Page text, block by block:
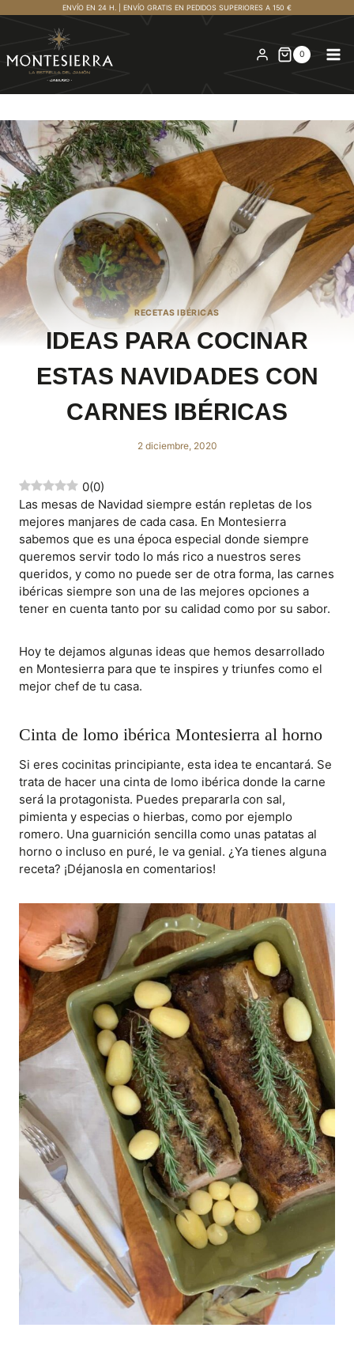
contenido
ENVÍO EN 24 H. | ENVÍO GRATIS EN PEDIDOS SUPERIORES A 150 €
0
RECETAS IBÉRICAS
IDEAS PARA COCINAR
ESTAS NAVIDADES CON
CARNES IBÉRICAS
2 diciembre, 2020
0(0)
Las mesas de Navidad siempre están repletas de los
mejores manjares de cada casa. En Montesierra
sabemos que es una época especial donde siempre
queremos servir todo lo más rico a nuestros seres
queridos, y como no puede ser de otra forma, las carnes
ibéricas siempre son una de las mejores opciones a
tener en cuenta tanto por su calidad como por su sabor.
Hoy te dejamos algunas ideas que hemos desarrollado
en Montesierra para que te inspires y triunfes como el
mejor chef de tu casa.
Cinta de lomo ibérica Montesierra al horno
Si eres cocinitas principiante, esta idea te encantará. Se
trata de hacer una cinta de lomo ibérica donde la carne
será la protagonista. Puedes prepararla con sal,
pimienta y especias o hierbas, como por ejemplo
romero. Una guarnición sencilla como unas patatas al
horno o incluso en puré, le va genial. ¿Ya tienes alguna
receta? ¡Déjanosla en comentarios!